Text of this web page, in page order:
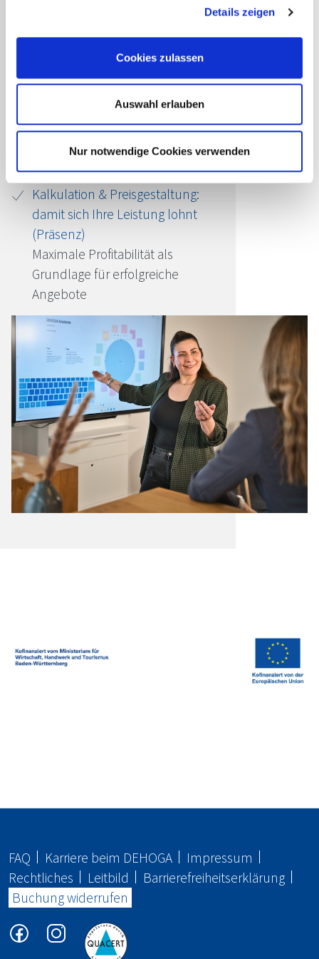
Details zeigen
Cookies zulassen
Auswahl erlauben
Nur notwendige Cookies verwenden
Garantiert schwarze Zahlen durch
optimale Wirtschaftlichkeit im
Im Online-Seminar wertvolle
Impulse für die Wertsteigerung
erhalten
Kalkulation & Preisgestaltung:
damit sich Ihre Leistung lohnt
(Präsenz)
Maximale Profitabilität als
Grundlage für erfolgreiche
Angebote
FAQ Karriere beim DEHOGA
Impressum
Rechtliches
Leitbild
Barrierefreiheitserklärung
Buchung widerrufen